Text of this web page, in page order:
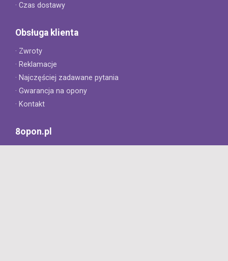
· Czas dostawy
Obsługa klienta
· Zwroty
· Reklamacje
· Najczęściej zadawane pytania
· Gwarancja na opony
· Kontakt
8opon.pl